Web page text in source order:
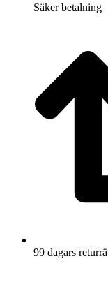
Säker betalning
99 dagars